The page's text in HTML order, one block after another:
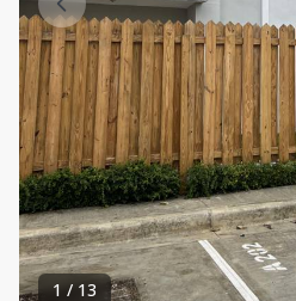
1 / 13